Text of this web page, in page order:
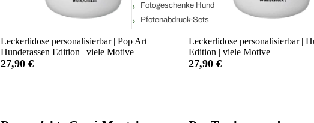
Fotogeschenke Hund
Pfotenabdruck-Sets
Leckerlidose personalisierbar | Pop Art
Hunderassen Edition | viele Motive
27,90 €
Leckerlidose personalisierbar |
Edition | viele Motive
27,90 €